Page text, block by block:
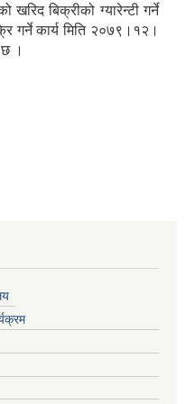
बिक्रीको ग्यारेन्टी गर्ने
गर्ने कार्य मिति २०७९।१२।
।